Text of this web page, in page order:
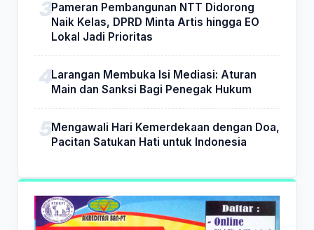
Pameran Pembangunan NTT Didorong
Naik Kelas, DPRD Minta Artis hingga EO
Lokal Jadi Prioritas
Larangan Membuka Isi Mediasi: Aturan
Main dan Sanksi Bagi Penegak Hukum
Mengawali Hari Kemerdekaan dengan Doa,
Pacitan Satukan Hati untuk Indonesia